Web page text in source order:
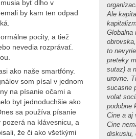
byť dlho v
by kam ten odpad
pocity, a tiež
nevedia rozprávať.
ako naše smartfóny.
som písal v jednom
na písanie očami a
byt jednoduchšie ako
sa používa písanie
na klávesnicu, a
že či ako všetkými
Ale
Globalna
to
preteky
sutaz) a
urovne.
sucasne
volat
podobne
Cine a aj
Cine
diskusiu,